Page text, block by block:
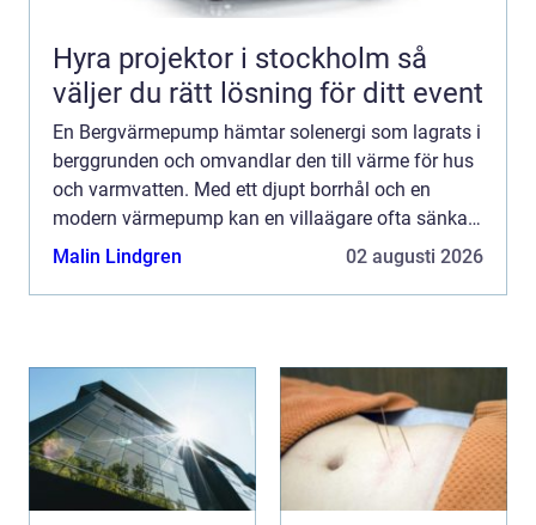
Hyra projektor i stockholm så
väljer du rätt lösning för ditt event
En Bergvärmepump hämtar solenergi som lagrats i
berggrunden och omvandlar den till värme för hus
och varmvatten. Med ett djupt borrhål och en
modern värmepump kan en villaägare ofta sänka
sina uppvärmningskostnader med upp till 7080
Malin Lindgren 02 augusti 2026